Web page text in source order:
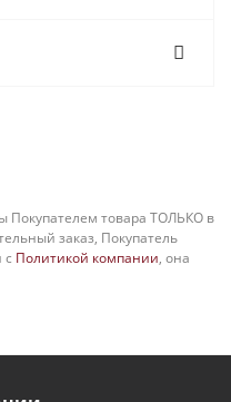
Покупателем товара ТОЛЬКО в
заказ, Покупатель
с Политикой компании, она